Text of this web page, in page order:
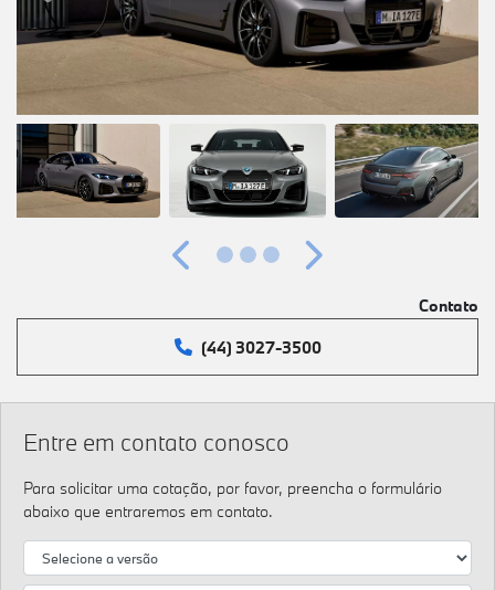
Entre em contato conosco
Para solicitar uma cotação, por favor, preencha o formulário
abaixo que entraremos em contato.
Anterior Próximo
Contato
(44) 3027-3500